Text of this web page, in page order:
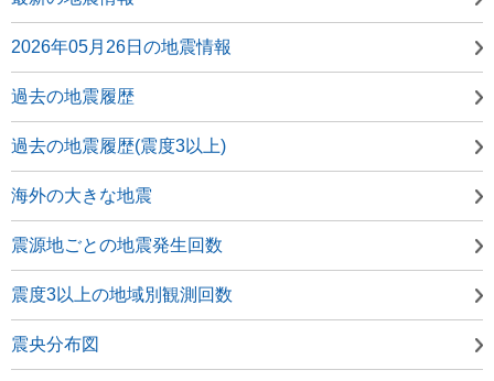
2026年05月26日の地震情報
過去の地震履歴
過去の地震履歴(震度3以上)
海外の大きな地震
震源地ごとの地震発生回数
震度3以上の地域別観測回数
震央分布図